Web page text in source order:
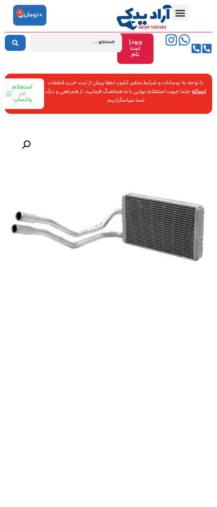
ورود|
ثبت
نام
0تومان 0
با توجه به نوسانات و شرایط متغیر کشور، لطفا پیش از ثبت خرید قطعات
ایساکوحتما جهت استعلام نهایی با ما هماهنگ فرمایید. از همراهی و درک
شما سپاسگزاریم.
استعلام
در
واتساپ